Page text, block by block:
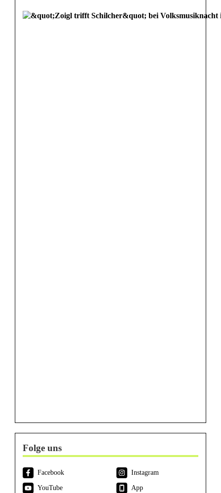
Folge uns
Facebook
Instagram
YouTube
App